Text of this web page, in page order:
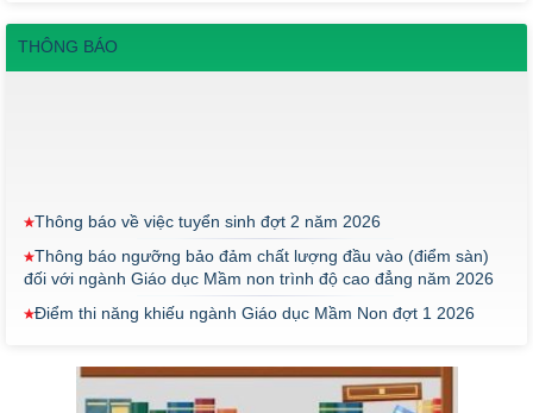
THÔNG BÁO
Thông báo về việc tuyển sinh đợt 2 năm 2026
Thông báo ngưỡng bảo đảm chất lượng đầu vào (điểm sàn)
đối với ngành Giáo dục Mầm non trình độ cao đẳng năm 2026
Điểm thi năng khiếu ngành Giáo dục Mầm Non đợt 1 2026
THÔNG BÁO VỀ VIỆC PHÚC KHẢO ĐIỂM THI TỐT NGHIỆP
KHỐI Y DƯỢC NĂM 2026